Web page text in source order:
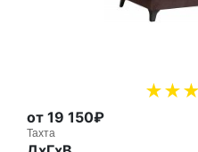
от 19 150₽
Тахта